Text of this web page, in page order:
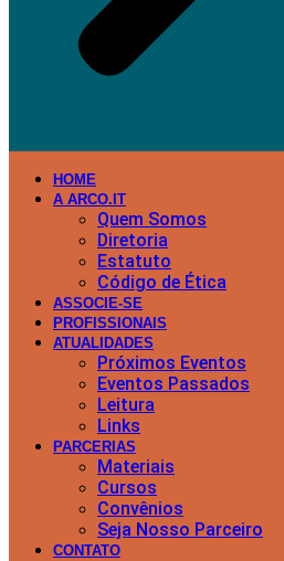
HOME
A ARCO.IT
Quem Somos
Diretoria
Estatuto
Código de Ética
ASSOCIE-SE
PROFISSIONAIS
ATUALIDADES
Próximos Eventos
Eventos Passados
Leitura
Links
PARCERIAS
Materiais
Cursos
Convênios
Seja Nosso Parceiro
CONTATO